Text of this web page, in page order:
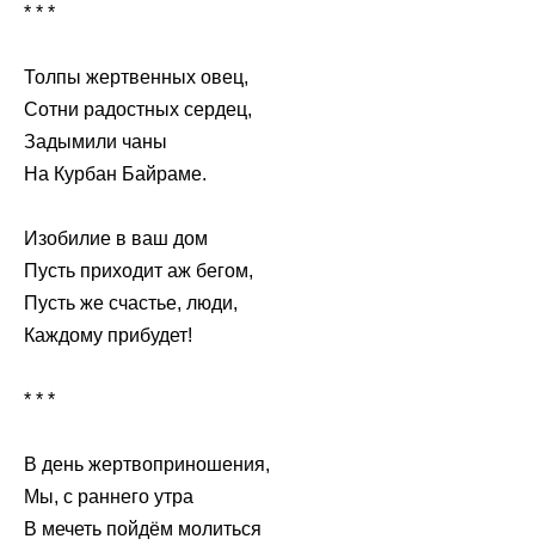
* * *
Толпы жертвенных овец,
Сотни радостных сердец,
Задымили чаны
На Курбан Байраме.
Изобилие в ваш дом
Пусть приходит аж бегом,
Пусть же счастье, люди,
Каждому прибудет!
* * *
В день жертвоприношения,
Мы, с раннего утра
В мечеть пойдём молиться